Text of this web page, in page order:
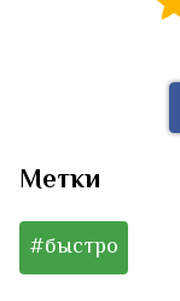
Метки
#быстро